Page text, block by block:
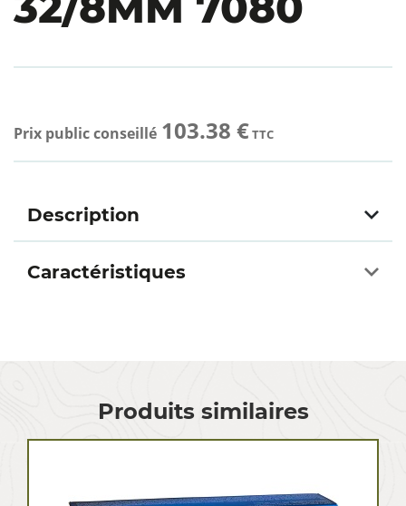
Prix public conseillé 103.38 €TTC
Description
Caractéristiques
Produits similaires